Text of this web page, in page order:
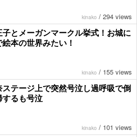
kinako / 294 views
とメーガンマークル挙式！お城に
本の世界みたい！
kinako / 155 views
テージ上で突然号泣し過呼吸で倒
るも号泣
kinako / 101 views